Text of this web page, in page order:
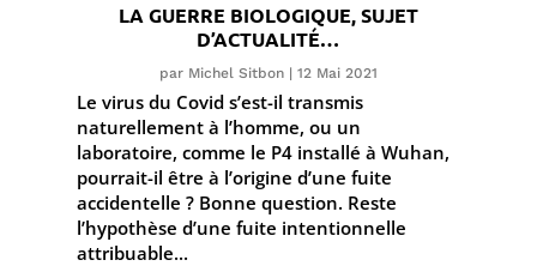
LA GUERRE BIOLOGIQUE, SUJET
D’ACTUALITÉ…
par Michel Sitbon| 12 Mai 2021
Le virus du Covid s’est-il transmis
naturellement à l’homme, ou un
laboratoire, comme le P4 installé à Wuhan,
pourrait-il être à l’origine d’une fuite
accidentelle ? Bonne question. Reste
l’hypothèse d’une fuite intentionnelle
attribuable...